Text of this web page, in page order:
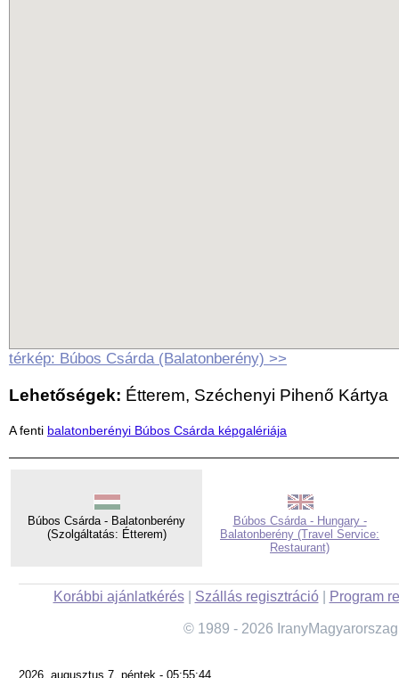
térkép: Búbos Csárda (Balatonberény) >>
Lehetőségek: Étterem, Széchenyi Pihenő Kártya
A fenti balatonberényi Búbos Csárda képgalériája
Búbos Csárda - Balatonberény
(Szolgáltatás: Étterem)
Búbos Csárda - Hungary -
Balatonberény (Travel Service:
Restaurant)
Korábbi ajánlatkérés| Szállás regisztráció| Program
© 1989 - 2026
2026. augusztus 7. péntek - 05:55:44